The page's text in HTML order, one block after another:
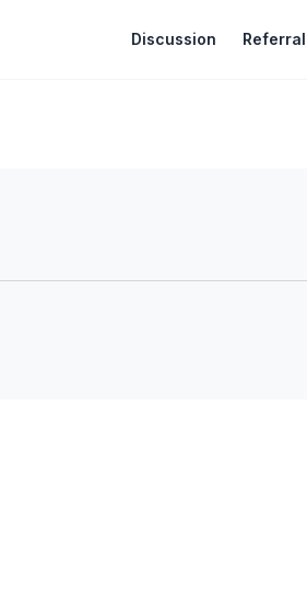
Discussion Referral